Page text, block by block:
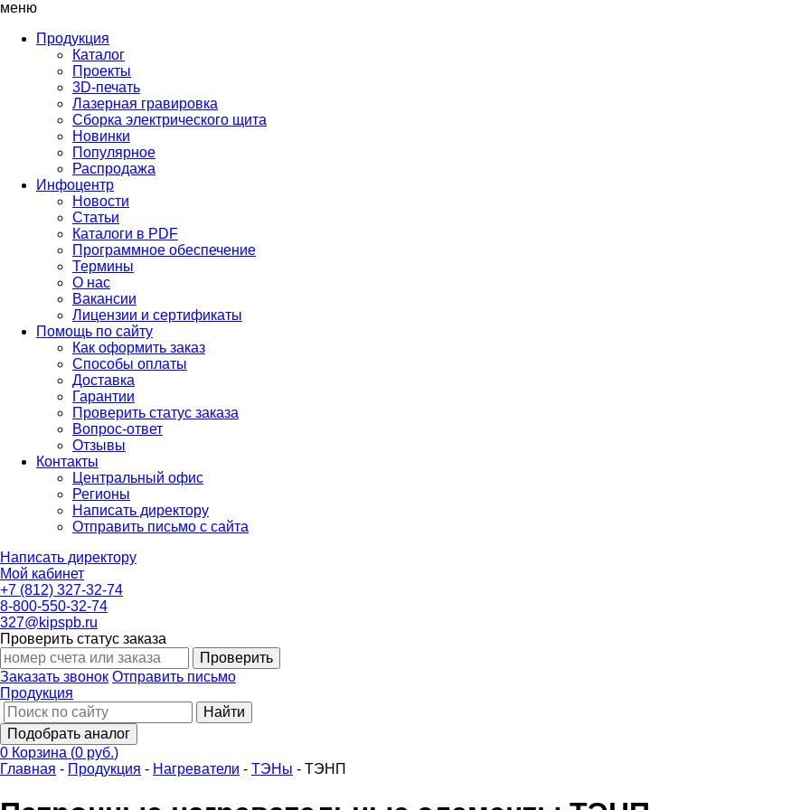
меню
Продукция
Каталог
Проекты
3D-печать
Лазерная гравировка
Сборка электрического щита
Новинки
Популярное
Распродажа
Инфоцентр
Новости
Статьи
Каталоги в PDF
Программное обеспечение
Термины
О нас
Вакансии
Лицензии и сертификаты
Помощь по сайту
Как оформить заказ
Способы оплаты
Доставка
Гарантии
Проверить статус заказа
Вопрос-ответ
Отзывы
Контакты
Центральный офис
Регионы
Написать директору
Отправить письмо с сайта
Написать директору
Мой кабинет
+7 (812) 327-32-74
8-800-550-32-74
327@kipspb.ru
Проверить статус заказа
Проверить
Заказать звонок Отправить письмо
Продукция
Найти
Подобрать аналог
0 Корзина (0 руб.)
Главная - Продукция - Нагреватели - ТЭНы - ТЭНП